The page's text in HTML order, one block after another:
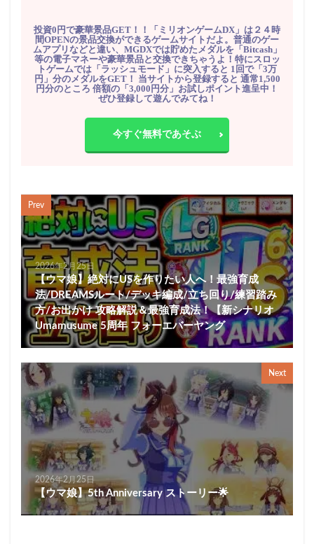
投資0円で豪華景品GET！！「ミリオンゲームDX」は２４時
間OPENの景品交換ができるゲームサイトだよ。普通のゲー
ムアプリなどと違い、MGDXでは貯めたメダルを「Bitcash」
等の電子マネーや豪華景品と交換できちゃうよ！特にスロッ
トゲームでは「ラッシュモード」に突入すると 1回で「3万
円」分のメダルをGET！ 当サイトから登録すると 通常1,500
円分のところ 倍額の「3,000円分」お試しポイント進呈中！
ぜひ登録して遊んでみてね！
今すぐ無料であそぶ
Prev
2026年2月25日
【ウマ娘】絶対にUSを作りたい人へ！最強育成
法/DREAMSルート/デッキ編成/立ち回り/練習踏み
方/お出かけ 攻略解説＆最強育成法！【新シナリオ
Umamusume 5周年 フォーエバーヤング
Next
2026年2月25日
【ウマ娘】5th Anniversary ストーリー🌟